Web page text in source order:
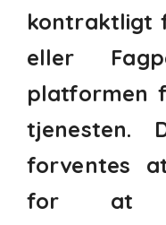
kontraktligt
eller
platformen
tjenesten.
forventes
for at